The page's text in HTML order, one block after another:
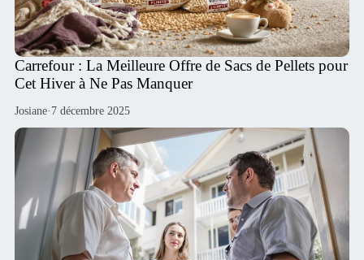
Carrefour : La Meilleure Offre de Sacs de Pellets pour
Cet Hiver à Ne Pas Manquer
Josiane· 7 décembre 2025